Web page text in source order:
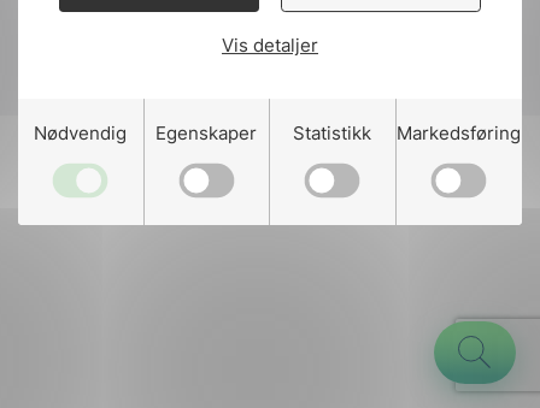
Vis detaljer
Nødvendig Egenskaper Statistikk Markedsføring